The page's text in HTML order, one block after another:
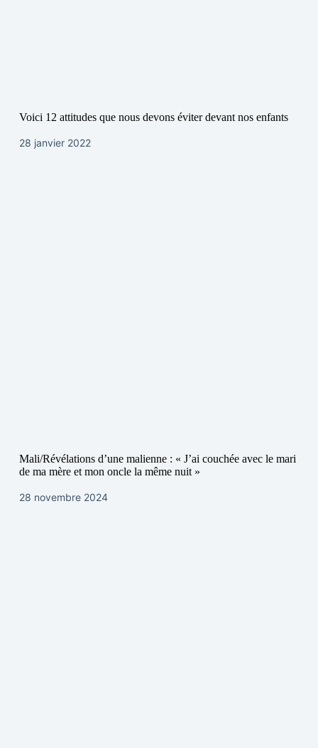
Voici 12 attitudes que nous devons éviter devant nos enfants
28 janvier 2022
Mali/Révélations d’une malienne : « J’ai couchée avec le mari
de ma mère et mon oncle la même nuit »
28 novembre 2024